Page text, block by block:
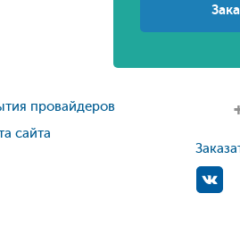
провайдеров
сайта